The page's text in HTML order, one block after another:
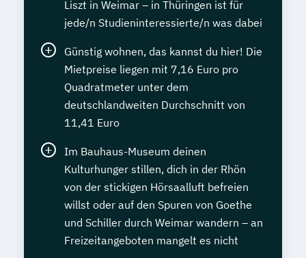
Liszt in Weimar – in Thüringen ist für
jede/n Studieninteressierte/n was dabei
Günstig wohnen, das kannst du hier! Die
Mietpreise liegen mit 7,16 Euro pro
Quadratmeter unter dem
deutschlandweiten Durchschnitt von
11,41 Euro
Im Bauhaus-Museum deinen
Kulturhunger stillen, dich in der Rhön
von der stickigen Hörsaalluft befreien
willst oder auf den Spuren von Goethe
und Schiller durch Weimar wandern – an
Freizeitangeboten mangelt es nicht